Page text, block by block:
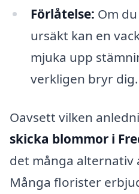
Förlåtelse: Om
ursäkt kan en
mjuka upp
verkligen bryr dig.
Oavsett vilken
skicka blommor i
det många alternativ
Många florister